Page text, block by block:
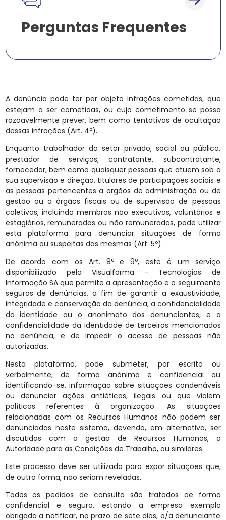
Perguntas Frequentes
A denúncia pode ter por objeto infrações cometidas, que
estejam a ser cometidas, ou cujo cometimento se possa
razoavelmente prever, bem como tentativas de ocultação
dessas infrações (Art. 4º).
Enquanto trabalhador do setor privado, social ou público,
prestador de serviços, contratante, subcontratante,
fornecedor, bem como quaisquer pessoas que atuem sob a
sua supervisão e direção, titulares de participações sociais e
as pessoas pertencentes a orgãos de administração ou de
gestão ou a órgãos fiscais ou de supervisão de pessoas
coletivas, incluindo membros não executivos, voluntários e
estagiários, remunerados ou não remunerados, pode utilizar
esta plataforma para denunciar situações de forma
anónima ou suspeitas das mesmas (Art. 5º).
De acordo com os Art. 8º e 9º, este é um serviço
disponibilizado pela Visualforma - Tecnologias de
Informação SA que permite a apresentação e o seguimento
seguros de denúncias, a fim de garantir a exaustividade,
integridade e conservação da denúncia, a confidencialidade
da identidade ou o anonimato dos denunciantes, e a
confidencialidade da identidade de terceiros mencionados
na denúncia, e de impedir o acesso de pessoas não
autorizadas.
Nesta plataforma, pode submeter, por escrito ou
verbalmente, de forma anónima e confidencial ou
identificando-se, informação sobre situações condenáveis
ou denunciar ações antiéticas, ilegais ou que violem
políticas referentes à organização. As situações
relacionadas com os Recursos Humanos não podem ser
denunciadas neste sistema, devendo, em alternativa, ser
discutidas com a gestão de Recursos Humanos, a
Autoridade para as Condições de Trabalho, ou similares.
Este processo deve ser utilizado para expor situações que,
de outra forma, não seriam reveladas.
Todos os pedidos de consulta são tratados de forma
confidencial e segura, estando a empresa exemplo
obrigada a notificar, no prazo de sete dias, o/a denunciante